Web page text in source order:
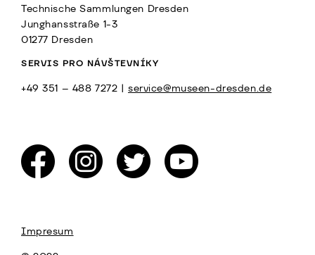
Technische Sammlungen Dresden
Junghansstraße 1-3
01277 Dresden
SERVIS PRO NÁVŠTEVNÍKY
+49 351 – 488 7272 | service@museen-dresden.de
Impresum